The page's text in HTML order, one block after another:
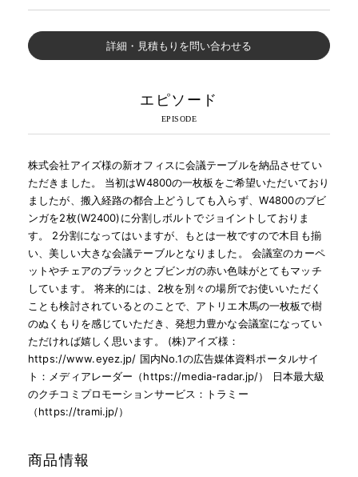
お問い合わせ
詳細・見積もりを問い合わせる
エピソード
株式会社アイズ様の新オフィスに会議テーブルを納品させてい
ただきました。 当初はW4800の一枚板をご希望いただいており
ましたが、搬入経路の都合上どうしても入らず、W4800のブビ
ンガを2枚(W2400)に分割しボルトでジョイントしておりま
す。 2分割になってはいますが、もとは一枚ですので木目も揃
い、美しい大きな会議テーブルとなりました。 会議室のカーペ
ットやチェアのブラックとブビンガの赤い色味がとてもマッチ
しています。 将来的には、2枚を別々の場所でお使いいただく
ことも検討されているとのことで、アトリエ木馬の一枚板で樹
のぬくもりを感じていただき、発想力豊かな会議室になってい
ただければ嬉しく思います。 (株)アイズ様：
https://www.eyez.jp/ 国内No.1の広告媒体資料ポータルサイ
ト：メディアレーダー（https://media-radar.jp/） 日本最大級
のクチコミプロモーションサービス：トラミー
（https://trami.jp/）
商品情報